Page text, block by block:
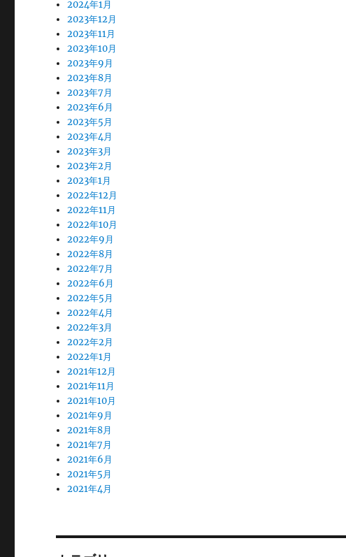
2024年1月
2023年12月
2023年11月
2023年10月
2023年9月
2023年8月
2023年7月
2023年6月
2023年5月
2023年4月
2023年3月
2023年2月
2023年1月
2022年12月
2022年11月
2022年10月
2022年9月
2022年8月
2022年7月
2022年6月
2022年5月
2022年4月
2022年3月
2022年2月
2022年1月
2021年12月
2021年11月
2021年10月
2021年9月
2021年8月
2021年7月
2021年6月
2021年5月
2021年4月